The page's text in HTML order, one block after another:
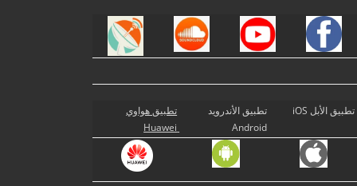
تطبيق الأبل iOS
تطبيق الأندرويد
Android
تطبيق هواوي